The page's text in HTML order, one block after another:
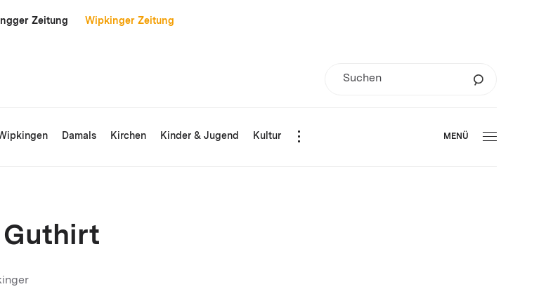
Zeitung Wipkinger Zeitung
Damals Kirchen Kinder & Jugend Kultur MENÜ
Guthirt